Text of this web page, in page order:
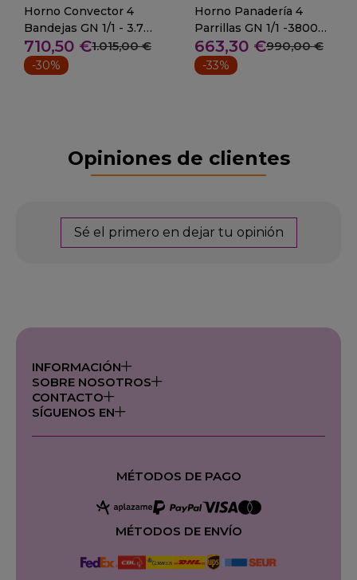
Horno Convector 4
Bandejas GN 1/1 - 3.7
Kw - 03-MaxiPlus + Grill
710,50 €1.015,00 €
-30%
Horno Panadería 4
Parrillas GN 1/1 -3800
W- 41-RX-424 Plus
663,30 €990,00 €
-33%
Opiniones de clientes
Sé el primero en dejar tu opinión
INFORMACIÓN
SOBRE NOSOTROS
CONTACTO
SÍGUENOS EN
MÉTODOS DE PAGO
MÉTODOS DE ENVÍO